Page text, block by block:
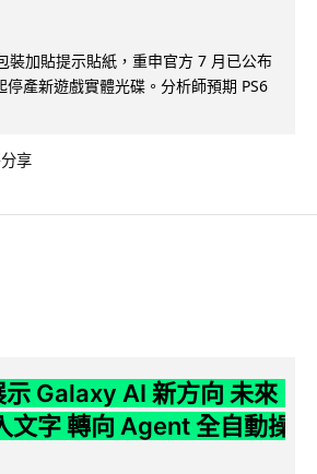
裝加貼提示貼紙，重申官方 7 月已公布
產新遊戲實體光碟。分析師預期 PS6
分享
Galaxy AI 新方向 未來
文字 轉向 Agent 全自動操